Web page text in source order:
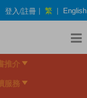
登入/註冊 | 繁 | English
推介
服務